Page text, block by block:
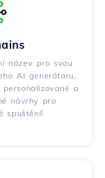
název pro svou
AI generátoru,
a
návrhy pro
spuštění!